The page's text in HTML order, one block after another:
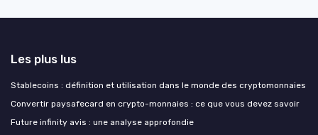
Les plus lus
Stablecoins : définition et utilisation dans le monde des cryptomonnaies
Convertir paysafecard en crypto-monnaies : ce que vous devez savoir
Future infinity avis : une analyse approfondie